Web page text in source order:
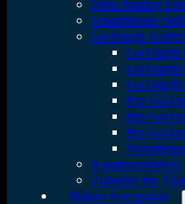
Jobo Analog
Smartphone
GoTough
GoTough
GoTough
GoTough
Pro
Pro
Pro
Kamerazubehör
Zubehör für
Makro-Fotografie